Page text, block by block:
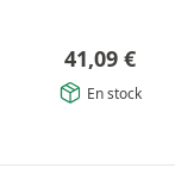
41,09 €
En stock